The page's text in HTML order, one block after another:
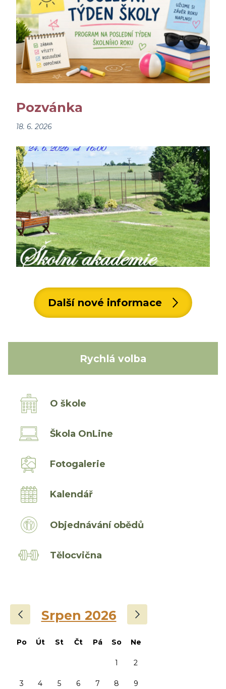
Pozvánka
18. 6. 2026
Další nové informace
Rychlá volba
O škole
Škola OnLine
Fotogalerie
Kalendář
Objednávání obědů
Tělocvična
Srpen 2026 ›
Po Út St Čt Pá So Ne
1 2
3 4 5 6 7 8 9